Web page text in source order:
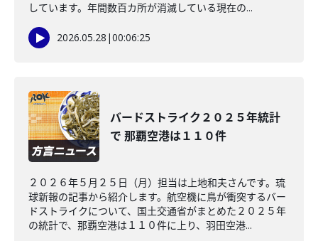
しています。年間数百カ所が消滅している現在の...
2026.05.28 |00:06:25
バードストライク２０２５年統計
で 那覇空港は１１０件
２０２６年５月２５日（月）担当は上地和夫さんです。琉
球新報の記事から紹介します。航空機に鳥が衝突するバー
ドストライクについて、国土交通省がまとめた２０２５年
の統計で、那覇空港は１１０件に上り、羽田空港...